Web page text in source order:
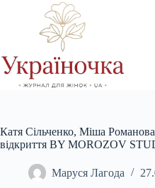
Катя Сільченко, Міша Романова
відкриття BY MOROZOV
Маруся Лагода